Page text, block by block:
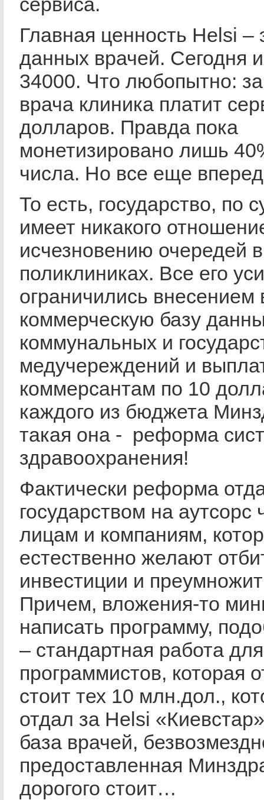
Главная ценность Helsi –
данных врачей. Сегодня
34000. Что любопытно:
врача клиника платит
долларов. Правда пока
монетизировано лишь
числа. Но все еще
То есть, государство, по
имеет никакого
исчезновению очередей в
поликлиниках. Все его
ограничились внесением
коммерческую базу
коммунальных и
медучереждений и
коммерсантам по 10
каждого из бюджета
такая она - реформа
здравоохранения!
Фактически реформа
государством на аутсорс
лицам и компаниям,
естественно желают
инвестиции и
Причем, вложения-то
написать программу,
– стандартная работа
программистов, которая
стоит тех 10 млн.дол.,
отдал за Helsi
база врачей,
предоставленная
дорогого стоит…